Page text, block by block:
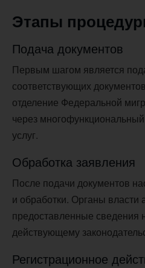
Этапы
Подача документов
Первым шагом является
соответствующих
отделение Федеральной
через
услуг.
Обработка заявления
После подачи документов
и обработки. Органы власти
предоставленные сведения
действующему
Регистрационное